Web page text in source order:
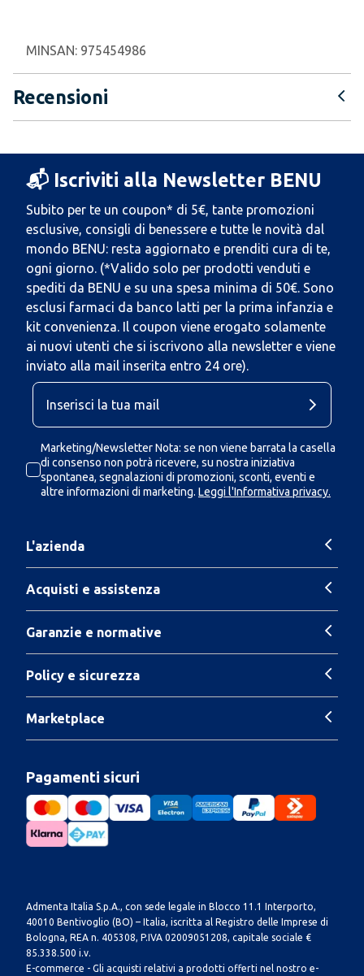
MINSAN: 975454986
Recensioni
📬 Iscriviti alla Newsletter BENU
Subito per te un coupon* di 5€, tante promozioni
esclusive, consigli di benessere e tutte le novità dal
mondo BENU: resta aggiornato e prenditi cura di te,
ogni giorno. (*Valido solo per prodotti venduti e
spediti da BENU e su una spesa minima di 50€. Sono
esclusi farmaci da banco latti per la prima infanzia e
kit convenienza. Il coupon viene erogato solamente
ai nuovi utenti che si iscrivono alla newsletter e viene
inviato alla mail inserita entro 24 ore).
Marketing/Newsletter Nota: se non viene barrata la casella
di consenso non potrà ricevere, su nostra iniziativa
spontanea, segnalazioni di promozioni, sconti, eventi e
altre informazioni di marketing. Leggi l'Informativa privacy.
L'azienda
Acquisti e assistenza
Garanzie e normative
Policy e sicurezza
Marketplace
Pagamenti sicuri
Admenta Italia S.p.A., con sede legale in Blocco 11.1 Interporto,
40010 Bentivoglio (BO) – Italia, iscritta al Registro delle Imprese di
Bologna, REA n. 405308, P.IVA 02009051208, capitale sociale €
85.338.500 i.v.
E-commerce - Gli acquisti relativi a prodotti offerti nel nostro e-